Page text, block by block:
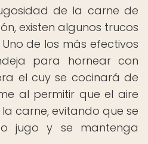
de la carne de
existen algunos trucos
de los más efectivos
para hornear con
el cuy se cocinará de
al permitir que el aire
carne, evitando que se
jugo y se mantenga